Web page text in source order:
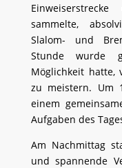
sammelte,
Slalom- und
Stunde wurde
Möglichkeit hatte,
zu meistern. Um
einem
Aufgaben des
Am Nachmittag
und spannende